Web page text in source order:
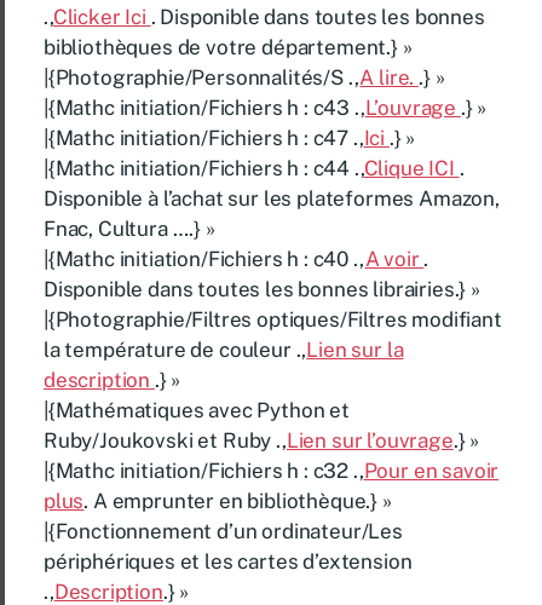
.,Clicker Ici . Disponible dans toutes les bonnes
bibliothèques de votre département.} »
|{Photographie/Personnalités/S .,A lire. .} »
|{Mathc initiation/Fichiers h : c43 .,L’ouvrage .} »
|{Mathc initiation/Fichiers h : c47 .,Ici .} »
|{Mathc initiation/Fichiers h : c44 .,Clique ICI .
Disponible à l’achat sur les plateformes Amazon,
Fnac, Cultura ….} »
|{Mathc initiation/Fichiers h : c40 .,A voir .
Disponible dans toutes les bonnes librairies.} »
|{Photographie/Filtres optiques/Filtres modifiant
la température de couleur .,Lien sur la
description .} »
|{Mathématiques avec Python et
Ruby/Joukovski et Ruby .,Lien sur l’ouvrage.} »
|{Mathc initiation/Fichiers h : c32 .,Pour en savoir
plus. A emprunter en bibliothèque.} »
|{Fonctionnement d’un ordinateur/Les
périphériques et les cartes d’extension
.,Description.} »